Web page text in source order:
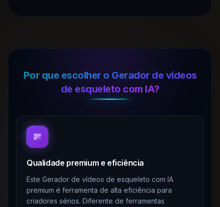
Por que escolher o Gerador de vídeos
de esqueleto com IA?
Qualidade premium e eficiência
Este Gerador de vídeos de esqueleto com IA
premium é ferramenta de alta eficiência para
criadores sérios. Diferente de ferramentas